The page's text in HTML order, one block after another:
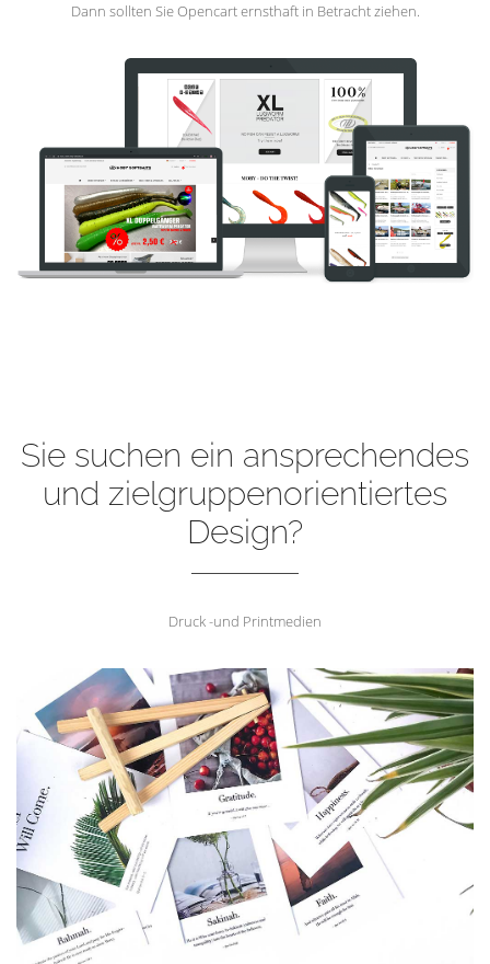
Dann sollten Sie Opencart ernsthaft in Betracht ziehen.
Sie suchen ein ansprechendes
und zielgruppenorientiertes
Design?
Druck -und Printmedien